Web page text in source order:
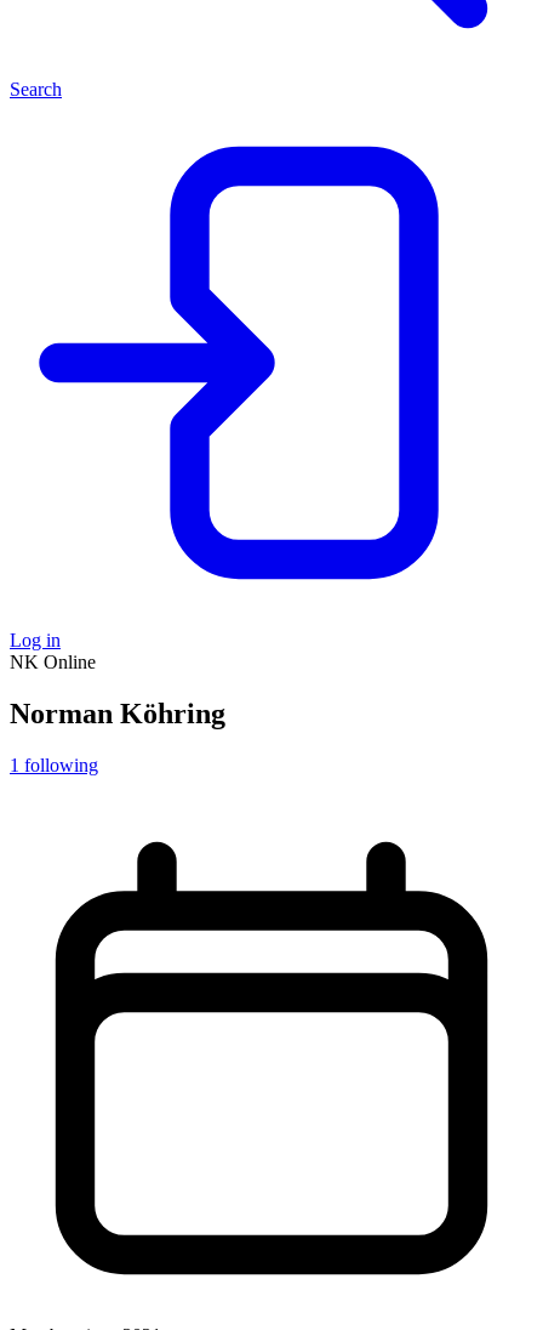
Search
Log in
NK Online
Norman Köhring
1 following